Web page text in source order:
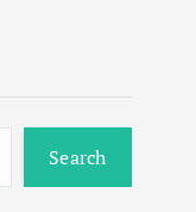
Search